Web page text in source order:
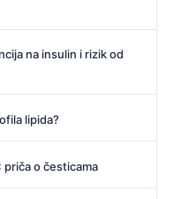
na insulin i rizik od
lipida?
o česticama